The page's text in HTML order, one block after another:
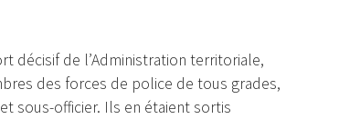
décisif de l’Administration territoriale,
des forces de police de tous grades,
sous-officier. Ils en étaient sortis